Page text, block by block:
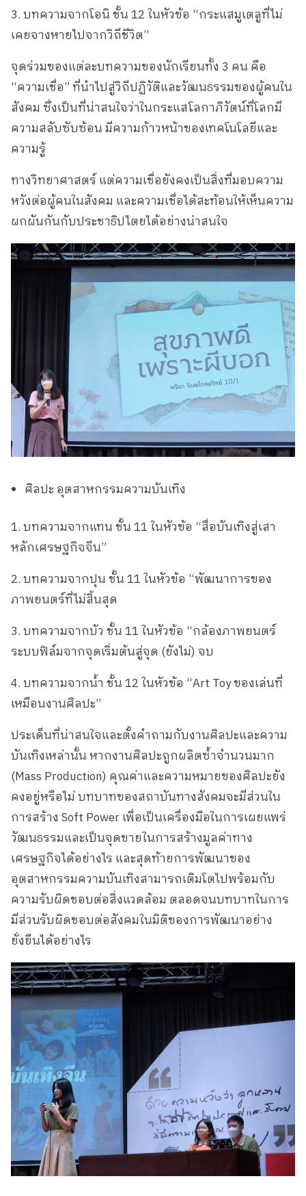
3. บทความจากโอนิ ชั้น 12 ในหัวข้อ “กระแสมูเตลูที่ไม่
เคยจางหายไปจากวิถีชีวิต”
จุดร่วมของแต่ละบทความของนักเรียนทั้ง 3 คน คือ
“ความเชื่อ” ที่นำไปสู่วิถีปฏิวัติและวัฒนธรรมของผู้คนใน
สังคม ซึ่งเป็นที่น่าสนใจว่าในกระแสโลกาภิวัตน์ที่โลกมี
ความสลับซับซ้อน มีความก้าวหน้าของเทคโนโลยีและ
ความรู้
ทางวิทยาศาสตร์ แต่ความเชื่อยังคงเป็นสิ่งที่มอบความ
หวังต่อผู้คนในสังคม และความเชื่อได้สะท้อนให้เห็นความ
ผกผันกันกับประชาธิปไตยได้อย่างน่าสนใจ
ศิลปะ อุตสาหกรรมความบันเทิง
1. บทความจากแทน ชั้น 11 ในหัวข้อ “สื่อบันเทิงสู่เสา
หลักเศรษฐกิจจีน”
2. บทความจากปุน ชั้น 11 ในหัวข้อ “พัฒนาการของ
ภาพยนตร์ที่ไม่สิ้นสุด
3. บทความจากบัว ชั้น 11 ในหัวข้อ “กล้องภาพยนตร์
ระบบฟิล์มจากจุดเริ่มต้นสู่จุด (ยังไม่) จบ
4. บทความจากน้ำ ชั้น 12 ในหัวข้อ “Art Toy ของเล่นที่
เหมือนงานศิลปะ”
ประเด็นที่น่าสนใจและตั้งคำถามกับงานศิลปะและความ
บันเทิงเหล่านั้น หากงานศิลปะถูกผลิตซ้ำจำนวนมาก
(Mass Production) คุณค่าและความหมายของศิลปะยัง
คงอยู่หรือไม่ บทบาทของสถาบันทางสังคมจะมีส่วนใน
การสร้าง Soft Power เพื่อเป็นเครื่องมือในการเผยแพร่
วัฒนธรรมและเป็นจุดขายในการสร้างมูลค่าทาง
เศรษฐกิจได้อย่างไร และสุดท้ายการพัฒนาของ
อุตสาหกรรมความบันเทิงสามารถเติมโตไปพร้อมกับ
ความรับผิดชอบต่อสิ่งแวดล้อม ตลอดจนบทบาทในการ
มีส่วนรับผิดชอบต่อสังคมในมิติของการพัฒนาอย่าง
ยั่งยืนได้อย่างไร